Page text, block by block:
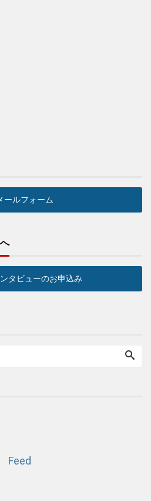
ールフォーム
タビューのお申込み
Feed